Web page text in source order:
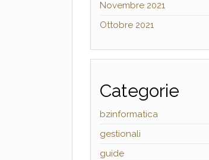
Novembre 2021
Ottobre 2021
Categorie
bzinformatica
gestionali
guide